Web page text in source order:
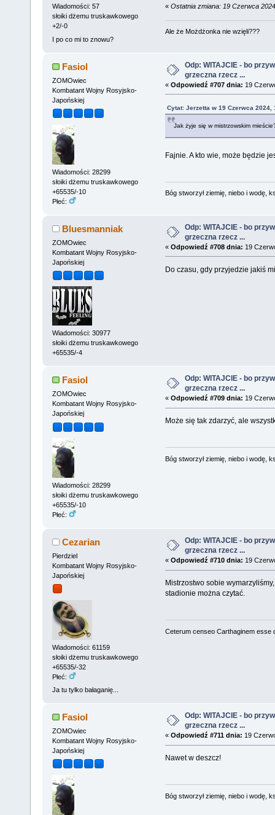
Wiadomości: 57
słoiki dżemu truskawkowego
+2/-0
I po co mi to znowu?
« Ostatnia zmiana: 19 Czerwca
Ale że Możdżonka nie wzięli???
Fasiol
ZOMOwiec
Kombatant Wojny Rosyjsko-
Japońskiej
Wiadomości: 28299
słoiki dżemu truskawkowego
+65535/-10
Płeć:
Odp: WITAJCIE - bo
grzeczna rzecz ...
« Odpowiedź #707 dnia: 19
Cytat: Jerzetta w 19 Czerwca 2024,
Jak żyje się w mistrzowskim
Fajnie. A kto wie, może będzie
Bóg stworzył ziemię, niebo i wodę,
Bluesmanniak
ZOMOwiec
Kombatant Wojny Rosyjsko-
Japońskiej
Wiadomości: 30977
słoiki dżemu truskawkowego
+65535/-4
Odp: WITAJCIE - bo
grzeczna rzecz ...
« Odpowiedź #708 dnia: 19
Do czasu, gdy przyjedzie jakiś
Fasiol
ZOMOwiec
Kombatant Wojny Rosyjsko-
Japońskiej
Wiadomości: 28299
słoiki dżemu truskawkowego
+65535/-10
Płeć:
Odp: WITAJCIE - bo
grzeczna rzecz ...
« Odpowiedź #709 dnia: 19
Może się tak zdarzyć, ale
Bóg stworzył ziemię, niebo i wodę,
Cezarian
Pierdziel
Kombatant Wojny Rosyjsko-
Japońskiej
Wiadomości: 61159
słoiki dżemu truskawkowego
+65535/-32
Płeć:
Ja tu tylko bałaganię...
Odp: WITAJCIE - bo
grzeczna rzecz ...
« Odpowiedź #710 dnia: 19
Mistrzostwo sobie
stadionie można czytać.
Ceterum censeo Carthaginem esse
Fasiol
ZOMOwiec
Kombatant Wojny Rosyjsko-
Japońskiej
Odp: WITAJCIE - bo
grzeczna rzecz ...
« Odpowiedź #711 dnia: 19
Nawet w deszcz!
Bóg stworzył ziemię, niebo i wodę,